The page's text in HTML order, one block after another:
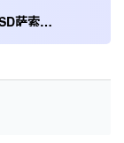
ASD萨索马尔科尼